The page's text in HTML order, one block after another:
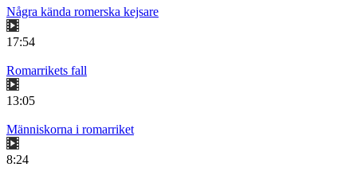
Några kända romerska kejsare
17:54
Romarrikets fall
13:05
Människorna i romarriket
8:24